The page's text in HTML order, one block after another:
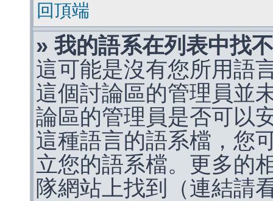
回頂端
» 我的語系在列表中找
這可能是沒有您所用語
這個討論區的管理員並
論區的管理員是否可以
這種語言的語系檔，您
立您的語系檔。更多的
隊網站上找到（連結請